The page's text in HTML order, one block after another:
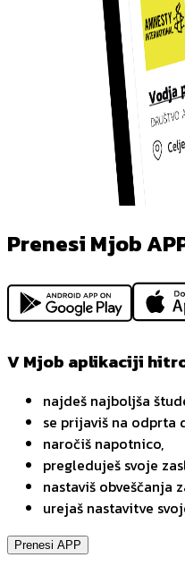
Prenesi Mjob
V Mjob aplikaciji
najdeš najboljša
se prijaviš na odprta
naročiš napotnico,
pregleduješ svoje
nastaviš obveščanja
urejaš nastavitve
Prenesi APP